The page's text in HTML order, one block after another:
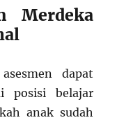
Merdeka
dapat
posisi belajar
anak sudah